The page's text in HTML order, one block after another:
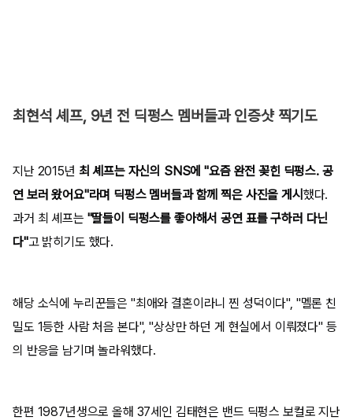
최현석 셰프, 9년 전 딕펑스 멤버들과 인증샷 찍기도
지난 2015년 최 셰프는 자신의 SNS에 "요즘 완전 꽂힌 딕펑스. 공
연 보러 왔어요"라며 딕펑스 멤버들과 함께 찍은 사진을 게시 했다.
과거 최 셰프는 "딸들이 딕펑스를 좋아해서 공연 표를 구하러 다닌
다"고 밝히기도 했다.
해당 소식에 누리꾼들은 "최애와 결혼이라니 찐 성덕이다", "멜론 친
밀도 1등한 사람 처음 본다", "상상만 하던 게 현실에서 이뤄졌다" 등
의 반응을 남기며 놀라워했다.
한편 1987년생으로 올해 37세인 김태현은 밴드 딕펑스 보컬로 지난